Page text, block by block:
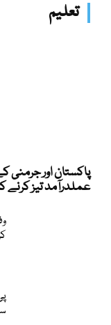
تعلیم
پاکستان اور جرمنی
عملدرآمد تیز کرنے